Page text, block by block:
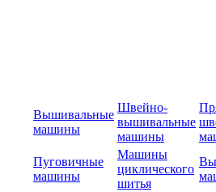
Вышивальные
машины
Швейно-
вышивальные
машины
Пуговичные
машины
Машины
циклического
шитья